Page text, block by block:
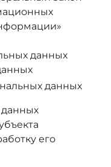
данных
данных
данных
его